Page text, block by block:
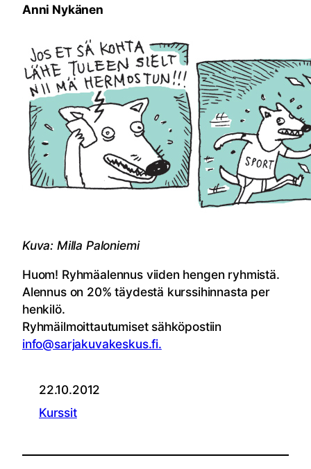
Anni Nykänen
Kuva: Milla Paloniemi
Huom! Ryhmäalennus viiden hengen ryhmistä.
Alennus on 20% täydestä kurssihinnasta per
henkilö.
Ryhmäilmoittautumiset sähköpostiin
info@sarjakuvakeskus.fi.
22.10.2012
Kurssit